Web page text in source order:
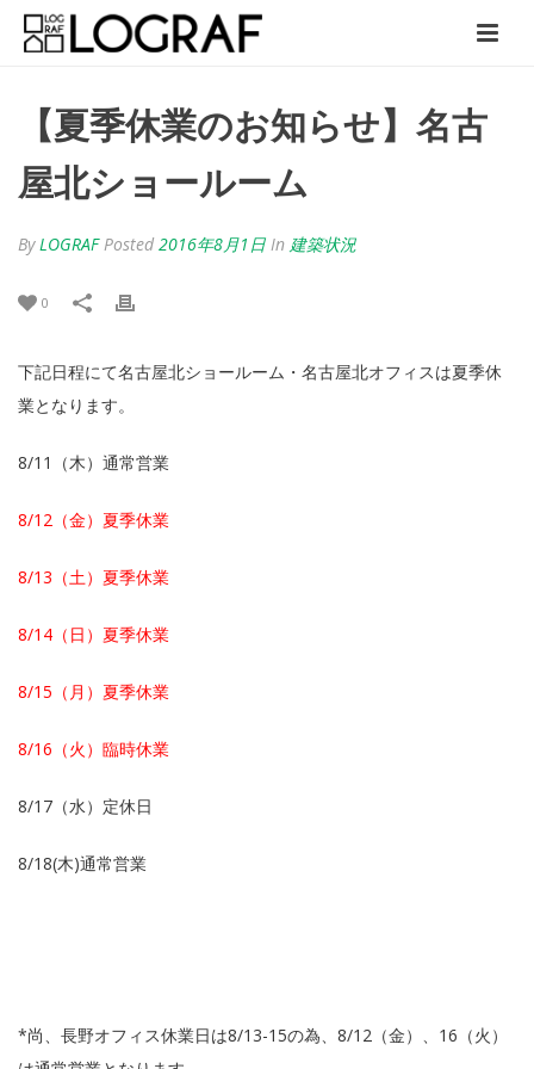
【夏季休業のお知らせ】名古
屋北ショールーム
ByLOGRAF Posted 2016年8月1日 In 建築状況
0
下記日程にて名古屋北ショールーム・名古屋北オフィスは夏季休
業となります。
8/11（木）通常営業
8/12（金）夏季休業
8/13（土）夏季休業
8/14（日）夏季休業
8/15（月）夏季休業
8/16（火）臨時休業
8/17（水）定休日
8/18(木)通常営業
*尚、長野オフィス休業日は8/13-15の為、8/12（金）、16（火）